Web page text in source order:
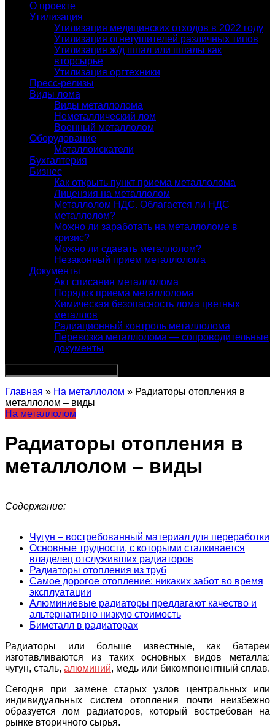
О проекте
Утилизация
Утилизация медицинских отходов в 2022 году
Утилизация огнетушителей различных типов
Утилизация ж/д шпал или шпалы как
вторсырье
Утилизация оргтехники
Пресс-релизы
Виды лома
Виды металлолома
Неметаллический лом
Военный металлолом
Оборудование
Металлоискатели
Бухгалтерия
Бизнес
Как открыть пункт приема металлолома
Лицензия на металлолом
Металлолом НДС. Облагается ли НДС
металлолом?
Можно ли заработать на металлоломе в
кризис?
Можно ли сдавать металлолом?
Незаконный прием металлолома
Документы
Акт списания металлолома
Порядок приема металлолома
Химическая безопасность лома цветных
металлов
Радиационный контроль металлолома
Перевозка металлолома — сопроводительные
документы
Главная » На металлолом » Радиаторы отопления в
металлолом – виды
На металлолом
Радиаторы отопления в
металлолом – виды
Содержание:
Чугун – востребованный материал для переработки
Основные трудности, с которыми сталкивается
владелец отслуживших радиаторов
Радиаторы отопления из труб
Самое дорогое отопление: никаких забот во время
эксплуатации
Алюминиевые радиаторы предлагают качество и
альтернативно низкую стоимость
Биметалл в радиаторах
Радиаторы или больше известные, как батареи
изготавливаются из таких основных видов металла:
чугун, сталь, алюминий, медь или бикомпонентный сплав.
Сегодня при замене старых узлов центральных или
индивидуальных систем отопления почти неизбежно
образуется лом радиаторов, который востребован на
рынке вторичного сырья.